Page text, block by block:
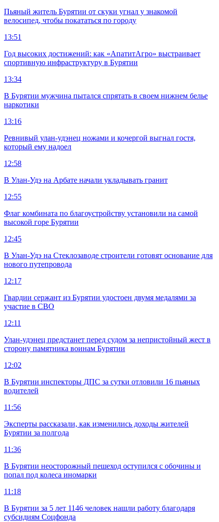
Пьяный житель Бурятии от скуки угнал у знакомой
велосипед, чтобы покататься по городу
13:51
Год высоких достижений: как «АпатитАгро» выстраивает
спортивную инфраструктуру в Бурятии
13:34
В Бурятии мужчина пытался спрятать в своем нижнем белье
наркотики
13:16
Ревнивый улан-удэнец ножами и кочергой выгнал гостя,
который ему надоел
12:58
В Улан-Удэ на Арбате начали укладывать гранит
12:55
Флаг комбината по благоустройству установили на самой
высокой горе Бурятии
12:45
В Улан-Удэ на Стеклозаводе строители готовят основание для
нового путепровода
12:17
Гвардии сержант из Бурятии удостоен двумя медалями за
участие в СВО
12:11
Улан-удэнец предстанет перед судом за непристойный жест в
сторону памятника воинам Бурятии
12:02
В Бурятии инспекторы ДПС за сутки отловили 16 пьяных
водителей
11:56
Эксперты рассказали, как изменились доходы жителей
Бурятии за полгода
11:36
В Бурятии неосторожный пешеход оступился с обочины и
попал под колеса иномарки
11:18
В Бурятии за 5 лет 1146 человек нашли работу благодаря
субсидиям Соцфонда